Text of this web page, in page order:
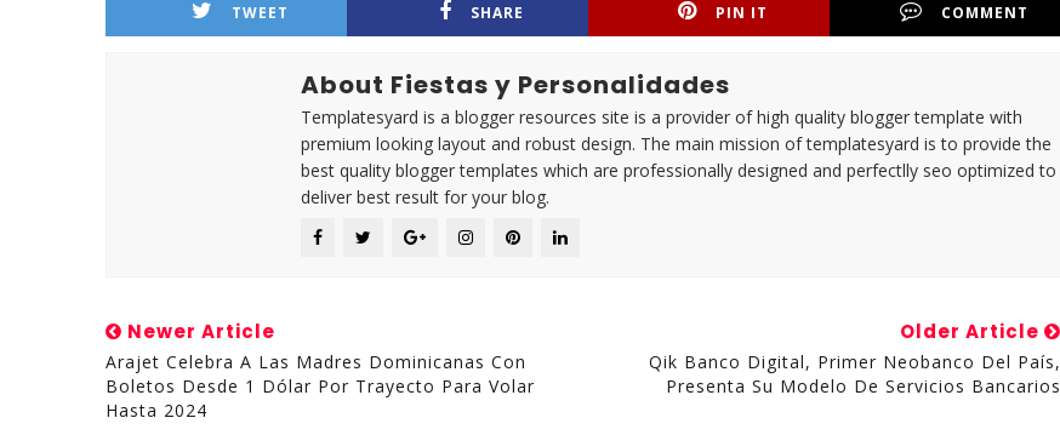
TWEET SHARE PIN IT COMMENT
About Fiestas y Personalidades
Templatesyard is a blogger resources site is a provider of high quality blogger template with
premium looking layout and robust design. The main mission of templatesyard is to provide the
best quality blogger templates which are professionally designed and perfectlly seo optimized to
deliver best result for your blog.
Newer Article
Arajet Celebra A Las Madres Dominicanas Con
Boletos Desde 1 Dólar Por Trayecto Para Volar
Hasta 2024
Older Article
Qik Banco Digital, Primer Neobanco Del País,
Presenta Su Modelo De Servicios Bancarios